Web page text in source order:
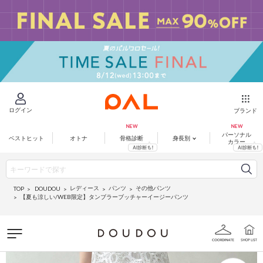
ログイン ブランド
ベストヒット オトナ 骨格診断 身長別
パーソナル
カラー
TOP DOUDOU レディース パンツ
その他パンツ
【夏も涼しい/WEB限定】タンブラーブッチャーイージーパンツ